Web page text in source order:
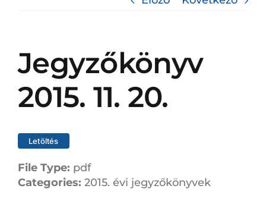
Jegyzőkönyv
2015. 11. 20.
Letöltés
File Type: pdf
Categories: 2015. évi jegyzőkönyvek